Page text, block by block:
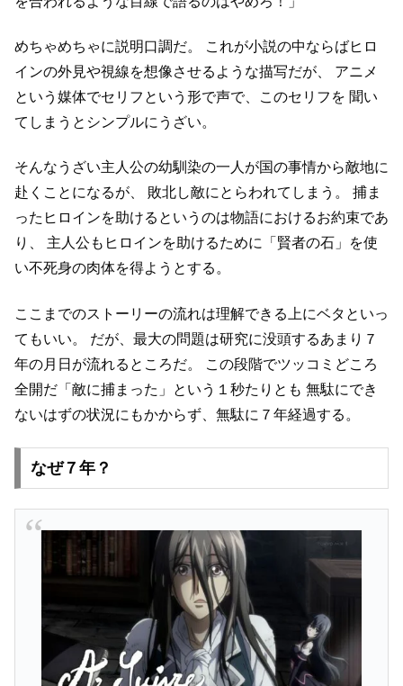
めちゃめちゃに説明口調だ。
これが小説の中ならばヒロ
インの外見や視線を想像させるような描写だが、
アニメ
という媒体でセリフという形で声で、このセリフを 聞い
てしまうとシンプルにうざい。
そんなうざい主人公の幼馴染の一人が国の事情から敵地に
赴くことになるが、
敗北し敵にとらわれてしまう。
捕ま
ったヒロインを助けるというのは物語におけるお約束であ
り、
主人公もヒロインを助けるために「賢者の石」を使
い不死身の肉体を得ようとする。
ここまでのストーリーの流れは理解できる上にベタといっ
てもいい。
だが、最大の問題は研究に没頭するあまり７
年の月日が流れるところだ。
この段階でツッコミどころ
全開だ「敵に捕まった」という１秒たりとも 無駄にでき
ないはずの状況にもかからず、無駄に７年経過する。
なぜ７年？